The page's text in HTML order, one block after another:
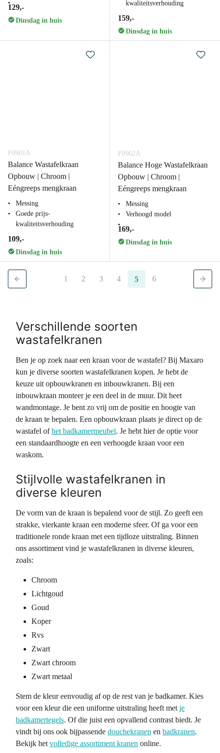
129,-
Dinsdag in huis
kwaliteitsverhouding
159,-
Dinsdag in huis
F0901A
Balance Wastafelkraan
Opbouw | Chroom |
Eéngreeps mengkraan
Messing
Goede prijs-
kwaliteitsverhouding
109,-
Dinsdag in huis
F0902A
Balance Hoge Wastafelkraan
Opbouw | Chroom |
Eéngreeps mengkraan
Messing
Verhoogd model
169,-
Dinsdag in huis
1 2 3 4 5 6
Verschillende soorten
wastafelkranen
Ben je op zoek naar een kraan voor de wastafel? Bij Maxaro
kun je diverse soorten wastafelkranen kopen. Je hebt de
keuze uit opbouwkranen en inbouwkranen. Bij een
inbouwkraan monteer je een deel in de muur. Dit heet
wandmontage. Je bent zo vrij om de positie en hoogte van
de kraan te bepalen. Een opbouwkraan plaats je direct op de
wastafel ofhet badkamermeubel. Je hebt hier de optie voor
een standaardhoogte en een verhoogde kraan voor een
waskom.
Stijlvolle wastafelkranen in
diverse kleuren
De vorm van de kraan is bepalend voor de stijl. Zo geeft een
strakke, vierkante kraan een moderne sfeer. Of ga voor een
traditionele ronde kraan met een tijdloze uitstraling. Binnen
ons assortiment vind je wastafelkranen in diverse kleuren,
zoals:
Chroom
Lichtgoud
Goud
Koper
Rvs
Zwart
Zwart chroom
Zwart metaal
Stem de kleur eenvoudig af op de rest van je badkamer. Kies
voor een kleur die een uniforme uitstraling heeft met je
badkamertegels. Of die juist een opvallend contrast biedt. Je
vindt bij ons ook bijpassende douchekranen en badkranen.
Bekijk het volledige assortiment kranen online.